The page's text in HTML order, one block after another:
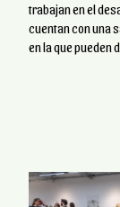
trabajan en el
cuentan con una
en la que pueden